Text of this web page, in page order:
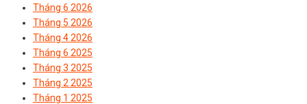
Tháng 6 2026
Tháng 5 2026
Tháng 4 2026
Tháng 6 2025
Tháng 3 2025
Tháng 2 2025
Tháng 1 2025